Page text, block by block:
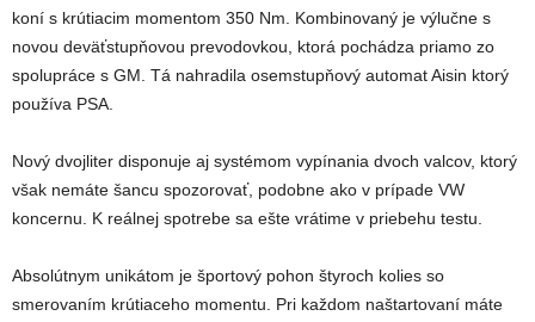
koní s krútiacim momentom 350 Nm. Kombinovaný je výlučne s
novou deväťstupňovou prevodovkou, ktorá pochádza priamo zo
spolupráce s GM. Tá nahradila osemstupňový automat Aisin ktorý
používa PSA.
Nový dvojliter disponuje aj systémom vypínania dvoch valcov, ktorý
však nemáte šancu spozorovať, podobne ako v prípade VW
koncernu. K reálnej spotrebe sa ešte vrátime v priebehu testu.
Absolútnym unikátom je športový pohon štyroch kolies so
smerovaním krútiaceho momentu. Pri každom naštartovaní máte